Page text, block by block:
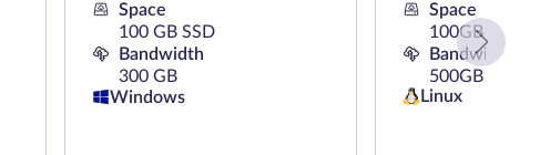
Space
100 GB SSD
Bandwidth
300 GB
Windows
Space
100GB SSD
Bandwidth
500GB
Linux